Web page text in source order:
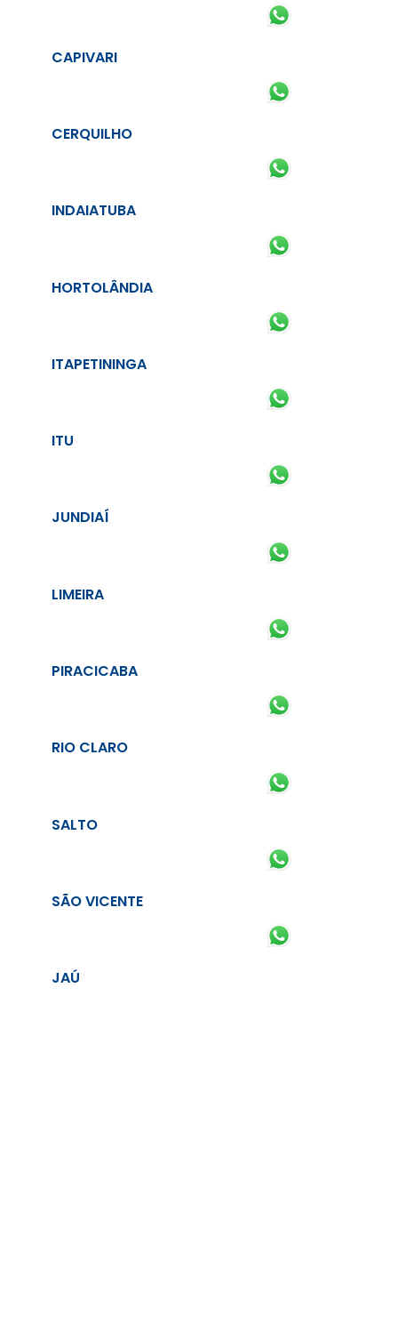
CAPIVARI
CERQUILHO
INDAIATUBA
HORTOLÂNDIA
ITAPETININGA
ITU
JUNDIAÍ
LIMEIRA
PIRACICABA
RIO CLARO
SALTO
SÃO VICENTE
JAÚ